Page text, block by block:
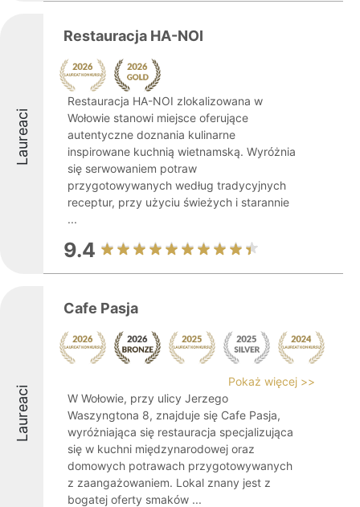
Laureaci
Restauracja HA-NOI
Restauracja HA-NOI zlokalizowana w
Wołowie stanowi miejsce oferujące
autentyczne doznania kulinarne
inspirowane kuchnią wietnamską. Wyróżnia
się serwowaniem potraw
przygotowywanych według tradycyjnych
receptur, przy użyciu świeżych i starannie
...
9.4
Laureaci
Cafe Pasja
Pokaż więcej >>
W Wołowie, przy ulicy Jerzego
Waszyngtona 8, znajduje się Cafe Pasja,
wyróżniająca się restauracja specjalizująca
się w kuchni międzynarodowej oraz
domowych potrawach przygotowywanych
z zaangażowaniem. Lokal znany jest z
bogatej oferty smaków ...